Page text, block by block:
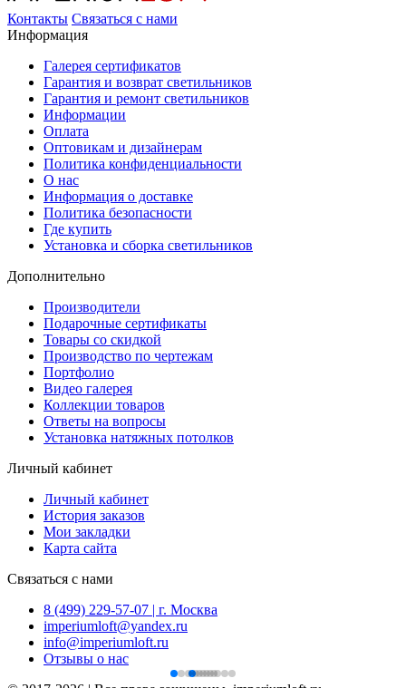
Контакты Связаться с нами
Информация
Галерея сертификатов
Гарантия и возврат светильников
Гарантия и ремонт светильников
Информации
Оплата
Оптовикам и дизайнерам
Политика конфиденциальности
О нас
Информация о доставке
Политика безопасности
Где купить
Установка и сборка светильников
Дополнительно
Производители
Подарочные сертификаты
Товары со скидкой
Производство по чертежам
Портфолио
Видео галерея
Коллекции товаров
Ответы на вопросы
Установка натяжных потолков
Личный кабинет
Личный кабинет
История заказов
Мои закладки
Карта сайта
Связаться с нами
8 (499) 229-57-07 | г. Москва
imperiumloft@yandex.ru
info@imperiumloft.ru
Отзывы о нас